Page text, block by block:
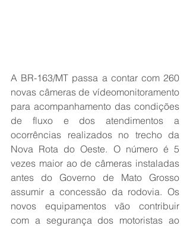
A BR-163/MT passa a contar com 260
novas câmeras de vídeomonitoramento
para acompanhamento das condições
de fluxo e dos atendimentos a
ocorrências realizados no trecho da
Nova Rota do Oeste. O número é 5
vezes maior ao de câmeras instaladas
antes do Governo de Mato Grosso
assumir a concessão da rodovia. Os
novos equipamentos vão contribuir
com a segurança dos motoristas ao